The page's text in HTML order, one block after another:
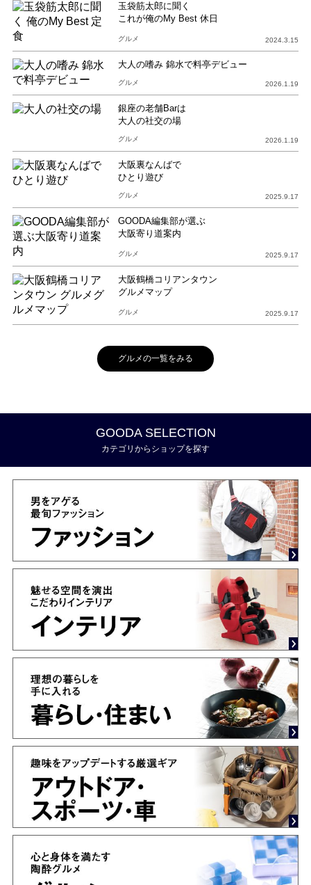
玉袋筋太郎に聞く
これが俺のMy Best 休日
グルメ 2024.3.15
大人の嗜み 錦水で料亭デビュー
グルメ 2026.1.19
銀座の老舗Barは
大人の社交の場
グルメ 2026.1.19
大阪裏なんばで
ひとり遊び
グルメ 2025.9.17
GOODA編集部が選ぶ
大阪寄り道案内
グルメ 2025.9.17
大阪鶴橋コリアンタウン
グルメマップ
グルメ 2025.9.17
グルメの一覧をみる
GOODA SELECTION
カテゴリからショップを探す